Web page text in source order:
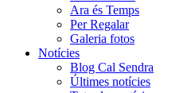
Ara és Temps
Per Regalar
Galeria fotos
Notícies
Blog Cal Sendra
Últimes notícies